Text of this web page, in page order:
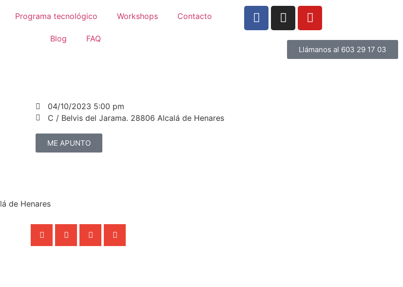
Programa tecnológico Workshops Contacto
Blog FAQ
Llámanos al 603 29 17 03
04/10/2023 5:00 pm
C / Belvis del Jarama. 28806 Alcalá de Henares
ME APUNTO